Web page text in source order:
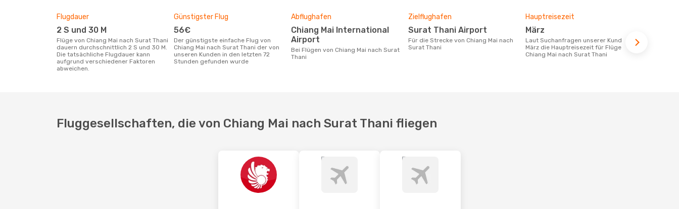
Flugdauer
2 S und 30 M
Flüge von Chiang Mai nach Surat Thani
dauern durchschnittlich 2 S und 30 M.
Die tatsächliche Flugdauer kann
aufgrund verschiedener Faktoren
abweichen.
Günstigster Flug
56€
Der günstigste einfache Flug von
Chiang Mai nach Surat Thani der von
unseren Kunden in den letzten 72
Stunden gefunden wurde
Abflughafen
Chiang Mai International
Airport
Bei Flügen von Chiang Mai nach Surat
Thani
Zielflughafen
Surat Thani Airport
Für die Strecke von Chiang Mai nach
Surat Thani
Hauptreisezeit
März
Laut Suchanfragen unserer Kunden ist
März die Hauptreisezeit für Flüge von
Chiang Mai nach Surat Thani
Fluggesellschaften, die von Chiang Mai nach Surat Thani fliegen